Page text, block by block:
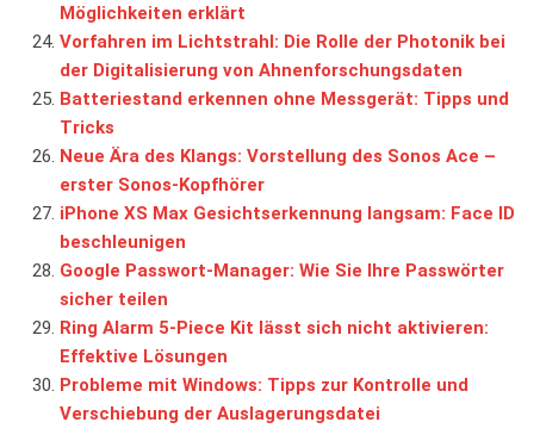
Möglichkeiten erklärt
Vorfahren im Lichtstrahl: Die Rolle der Photonik bei
der Digitalisierung von Ahnenforschungsdaten
Batteriestand erkennen ohne Messgerät: Tipps und
Tricks
Neue Ära des Klangs: Vorstellung des Sonos Ace –
erster Sonos-Kopfhörer
iPhone XS Max Gesichtserkennung langsam: Face ID
beschleunigen
Google Passwort-Manager: Wie Sie Ihre Passwörter
sicher teilen
Ring Alarm 5-Piece Kit lässt sich nicht aktivieren:
Effektive Lösungen
Probleme mit Windows: Tipps zur Kontrolle und
Verschiebung der Auslagerungsdatei